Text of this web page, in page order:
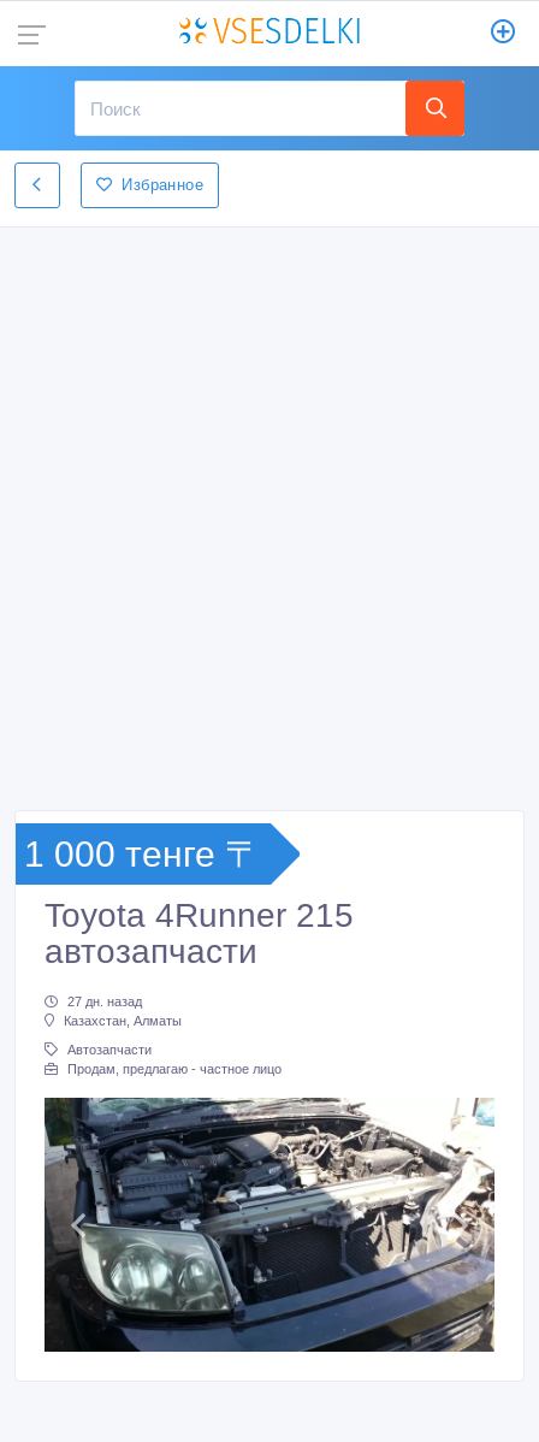
Избранное
1 000 тенге 〒
Toyota 4Runner 215
автозапчасти
27 дн. назад
Казахстан, Алматы
Автозапчасти
Продам, предлагаю - частное лицо